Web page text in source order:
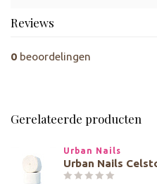
Reviews
0 beoordelingen
Gerelateerde producten
Urban Nails
Urban Nails